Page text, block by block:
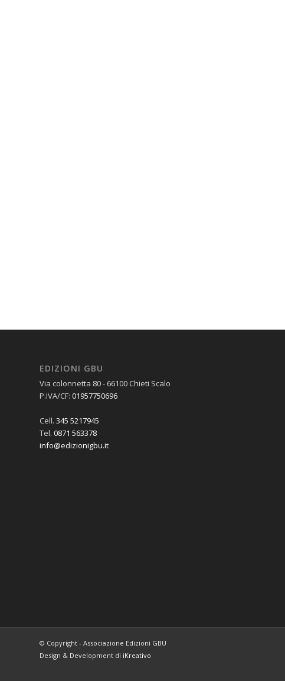
EDIZIONI GBU
Via colonnetta 80 - 66100 Chieti Scalo
P.IVA/CF: 01957750696
Cell. 345 5217945
Tel. 0871 563378
info@edizionigbu.it
© Copyright - Associazione Edizioni GBU
Design & Development di iKreativo